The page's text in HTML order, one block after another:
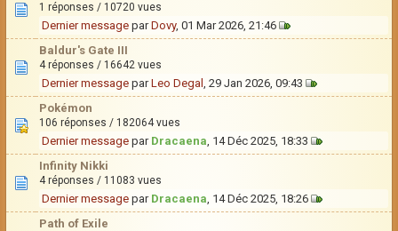
1 réponses / 10720 vues
Dernier message parDovy, 01 Mar 2026, 21:46
Baldur's Gate III
4 réponses / 16642 vues
Dernier message parLeo Degal , 29 Jan 2026, 09:43
Pokémon
106 réponses / 182064 vues
Dernier message par Dracaena, 14 Déc 2025, 18:33
Infinity Nikki
4 réponses / 11083 vues
Dernier message par Dracaena, 14 Déc 2025, 18:26
Path of Exile